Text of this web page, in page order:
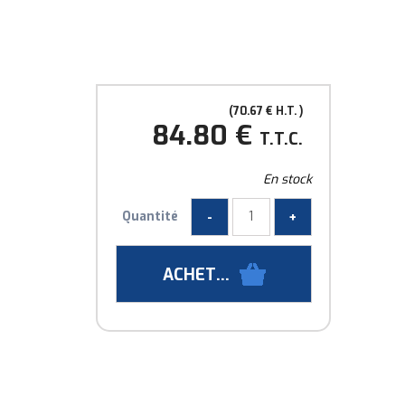
70.67 € H.T.
84.80 € T.T.C.
En stock
Quantité